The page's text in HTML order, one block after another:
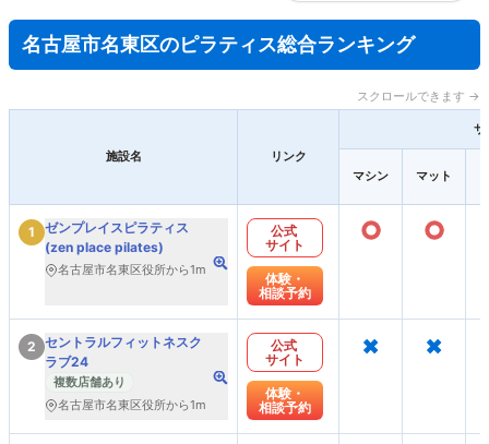
名古屋市名東区のピラティス総合ランキング
スクロールできます →
施設名 リンク
サ
マシン マット
1
ゼンプレイスピラティス
(zen place pilates)
名古屋市名東区役所から1m
公式
サイト
体験・
相談予約
○ ○
2 セントラルフィットネスク
ラブ24
複数店舗あり
名古屋市名東区役所から1m
公式
サイト
体験・
相談予約
× ×